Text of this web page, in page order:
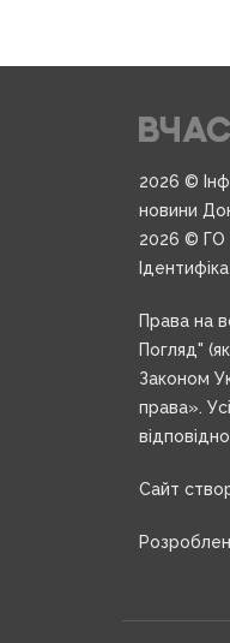
2026 ©
новини
2026 © ГО
Права на
Погляд"
Законом
права».
Сайт